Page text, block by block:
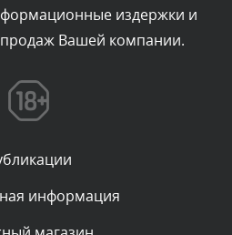
Сегодня, в 11:47
виден после проверки
виден после проверки
издержки и
Вашей компании.
информация